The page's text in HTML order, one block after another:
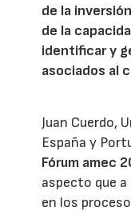
de la
de la
identificar y
asociados al
Juan Cuerdo,
España y
Fórum amec
aspecto que a
en los